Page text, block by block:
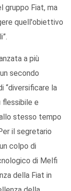
gruppo Fiat, ma
quell'obiettivo
a più
secondo
“diversificare la
flessibile e
stesso tempo
il segretario
colpo di
di Melfi
della Fiat in